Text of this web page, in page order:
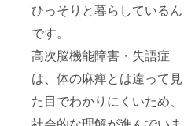
ひっそりと暮らしているん
です。
高次脳機能障害・失語症
は、体の麻痺とは違って見
た目でわかりにくいため、